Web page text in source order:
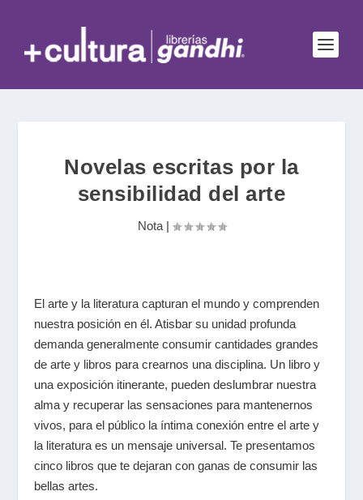
Novelas escritas por la
sensibilidad del arte
Nota|
El arte y la literatura capturan el mundo y comprenden
nuestra posición en él. Atisbar su unidad profunda
demanda generalmente consumir cantidades grandes
de arte y libros para crearnos una disciplina. Un libro y
una exposición itinerante, pueden deslumbrar nuestra
alma y recuperar las sensaciones para mantenernos
vivos, para el público la íntima conexión entre el arte y
la literatura es un mensaje universal. Te presentamos
cinco libros que te dejaran con ganas de consumir las
bellas artes.